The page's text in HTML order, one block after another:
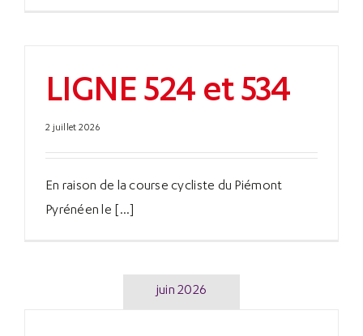
LIGNE 524 et 534
2 juillet 2026
En raison de la course cycliste du Piémont
Pyrénéen le [...]
juin 2026